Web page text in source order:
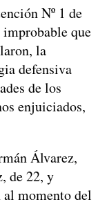
Nº 1 de
que
la
defensiva
de los
enjuiciados,
Álvarez,
de 22, y
momento del